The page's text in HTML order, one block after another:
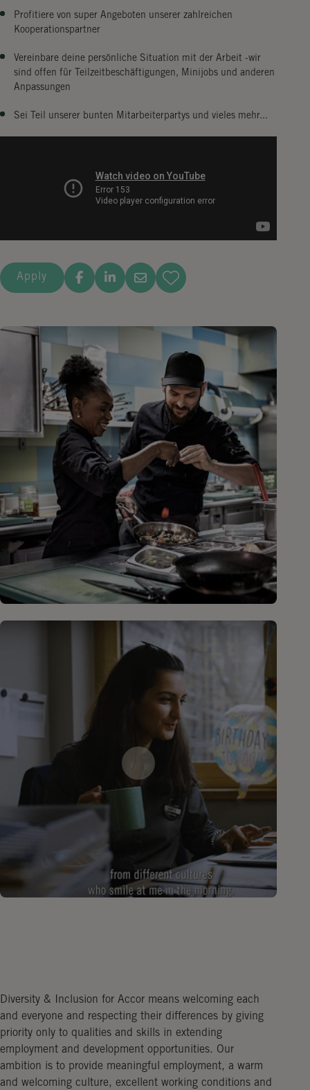
Profitiere von super Angeboten unserer zahlreichen
Kooperationspartner
Vereinbare deine persönliche Situation mit der Arbeit -wir
sind offen für Teilzeitbeschäftigungen, Minijobs und anderen
Anpassungen
Sei Teil unserer bunten Mitarbeiterpartys und vieles mehr...
Apply
Diversity & Inclusion for Accor means welcoming each
and everyone and respecting their differences by giving
priority only to qualities and skills in extending
employment and development opportunities. Our
ambition is to provide meaningful employment, a warm
and welcoming culture, excellent working conditions and